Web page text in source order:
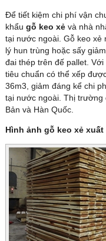
Để tiết kiệm chi phí vận
khẩu gỗ keo xẻvà nhà
tại nước ngoài. Gỗ keo xẻ
lý hun trùng hoặc sấy
đai thép trên đế pallet.
tiêu chuẩn có thể xếp
36m3, giảm đáng kể chi
tại nước ngoài. Thị trường
Bản và Hàn Quốc.
Hình ảnh gỗ keo xẻ xuất